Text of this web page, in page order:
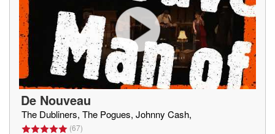
De Nouveau
The Dubliners, The Pogues, Johnny Cash,
(67)